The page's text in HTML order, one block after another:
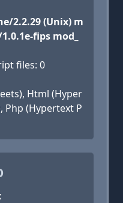
2.2.29 (Unix) m
fips mod_
files: 0
Html (Hyper
Php (Hypertext P